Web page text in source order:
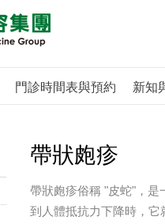
門診時間表與預約 新知
帶狀皰疹
帶狀皰疹俗稱 "皮蛇"，
到人體抵抗力下降時，